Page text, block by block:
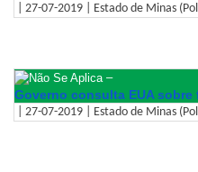
| 27-07-2019 | Estado de Minas
–
Governo consulta EUA
| 27-07-2019 | Estado de Minas